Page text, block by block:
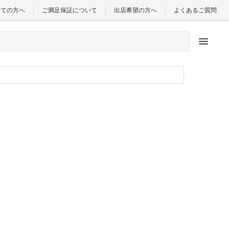
の方へ ご満足保証について 出店希望の方へ よくあるご質問
menu